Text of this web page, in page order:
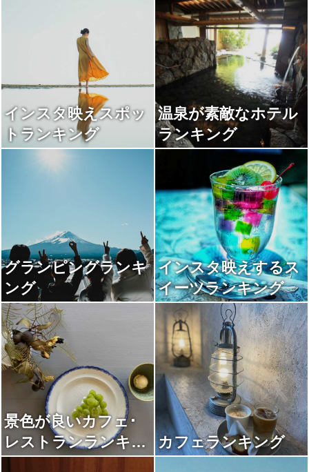
インスタ映えスポッ
トランキング
温泉が素敵なホテル
ランキング
グランピングランキ
ング
インスタ映えするス
イーツランキング
景色が良いカフェ･
レストランランキン
グ
カフェランキング